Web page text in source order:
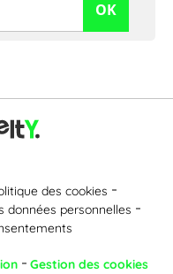
OK
des cookies
données personnelles
Gestion des cookies